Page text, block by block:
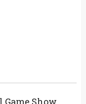
Game Show